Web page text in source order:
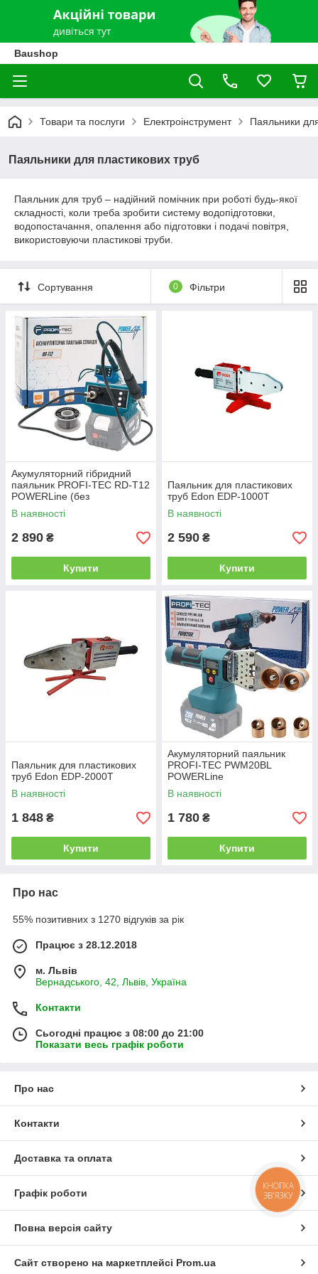
Baushop
Товари та послуги Електроінструмент Паяльники
Паяльники для пластикових труб
Паяльник для труб – надійний помічник при роботі будь-якої
складності, коли треба зробити систему водопідготовки,
водопостачання, опалення або підготовки і подачі повітря,
використовуючи пластикові труби.
Сортування 0 Фільтри
Акумуляторний гібридний
паяльник PROFI-TEC RD-T12
POWERLine (без
акумулятора та зарядного
пристрою)
В наявності
2 890 ₴
Купити
Паяльник для пластикових
труб Edon EDP-1000T
В наявності
2 590 ₴
Купити
Паяльник для пластикових
труб Edon EDP-2000T
В наявності
1 848 ₴
Купити
Акумуляторний паяльник
PROFI-TEC PWM20BL
POWERLine
В наявності
1 780 ₴
Купити
Про нас
55% позитивних з 1270 відгуків за рік
Працює з 28.12.2018
м. Львів
Вернадського, 42, Львів, Україна
Контакти
Сьогодні працює з 08:00 до 21:00
Показати весь графік роботи
Про нас
Контакти
Доставка та оплата
Графік роботи
Повна версія сайту
Сайт створено на маркетплейсі Prom.ua
КНОПКА
ЗВ'ЯЗКУ